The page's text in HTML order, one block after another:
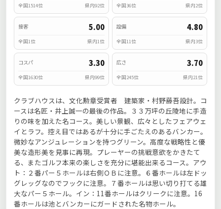
全国1514位 県内92位 全国36位 県内2位
接客 5.00
全国1位 県内1位
設備 4.80
全国11位 県内3位
コスパ 3.30
全国1630位 県内99位
広さ 3.70
全国245位 県内21位
クラブハウスは、文化勲章受賞者 建築家・村野藤吾設計。コ
ースは名匠・井上誠一の最後の作品。３３万坪の丘陵地に手造
りの味を加えた名コース。美しい景観、広々としたフェアウェ
イとラフ。控え目ではあるが十分に手ごたえのあるバンカー。
微妙なアンジュレーションを持つグリーン。高度な戦略性と優
美な造形美を見事に再現。プレーヤーの挑戦意欲をかきたて
る、またゴルフ本来の楽しさを充分に堪能出来るコース。アウ
ト：２番パー５ホールは右側ＯＢに注意。６番ホールは左ドッ
グレッグなのでフックに注意。７番ホールは思い切り打てる雄
大なパー５ホール。イン：11番ホールはクリークに注意。16
番ホールは池とバンカーにガードされた名物ホール。